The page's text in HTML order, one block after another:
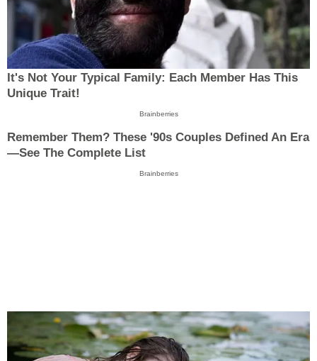
It's Not Your Typical Family: Each Member Has This
Unique Trait!
Brainberries
Remember Them? These '90s Couples Defined An Era
—See The Complete List
Brainberries